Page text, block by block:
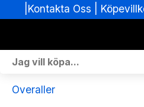
Overaller